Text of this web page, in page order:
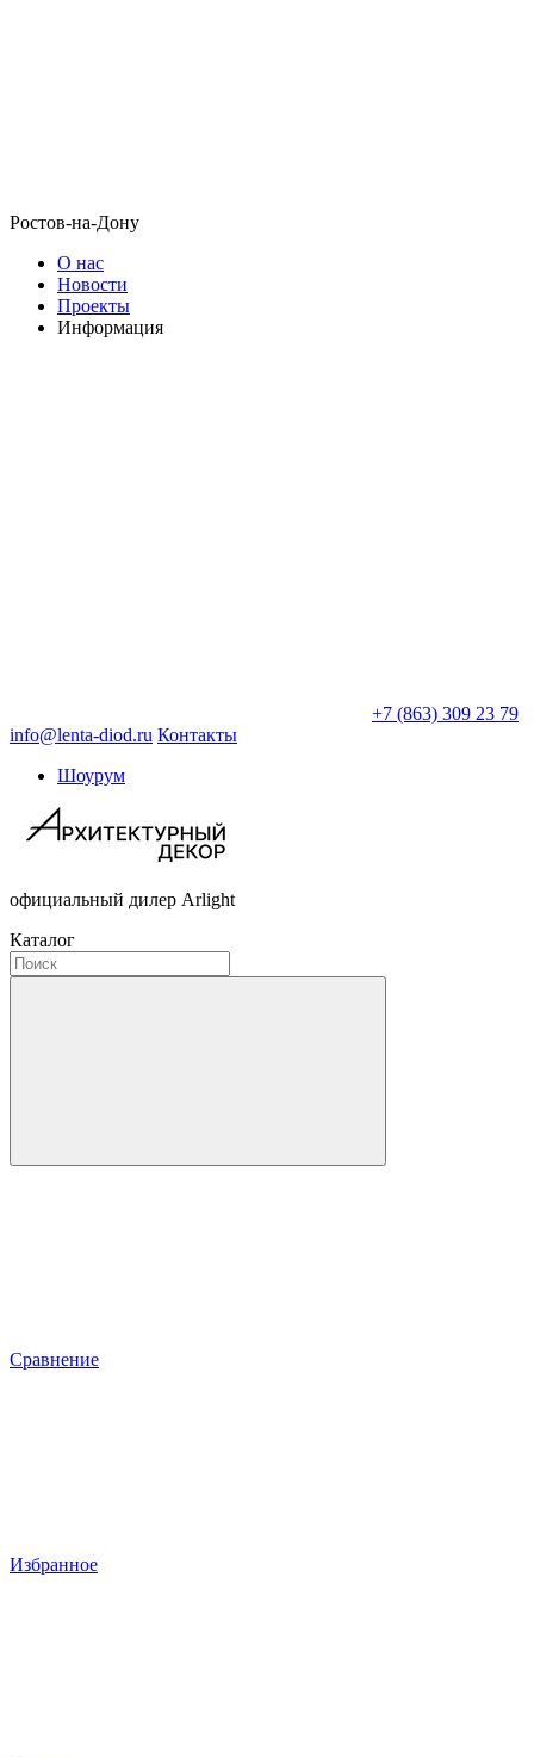
Ростов-на-Дону
О нас
Новости
Проекты
Информация
+7 (863) 309 23 79
info@lenta-diod.ru Контакты
Шоурум
официальный дилер Arlight
Каталог
Сравнение
Избранное